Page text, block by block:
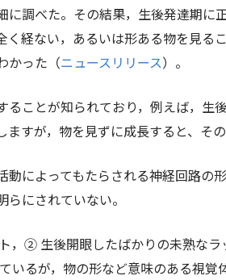
調べた。その結果，生後発達期に
経ない，あるいは形ある物を見る
かった（ニュースリリース）。
ことが知られており，例えば，生
すが，物を見ずに成長すると、その
によってもたらされる神経回路の
にされていない。
，② 生後開眼したばかりの未熟な
るが，物の形など意味のある視覚